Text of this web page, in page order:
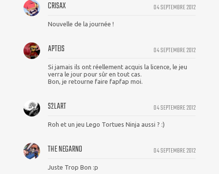
04 SEPTEMBRE 2012
CRISAX
Nouvelle de la journée !
04 SEPTEMBRE 2012
APTEIS
Si jamais ils ont réellement acquis la licence, le jeu
verra le jour pour sûr en tout cas.
Bon, je retourne faire fapfap moi.
04 SEPTEMBRE 2012
S2LART
Roh et un jeu Lego Tortues Ninja aussi ? :)
04 SEPTEMBRE 2012
THE NEGARNO
Juste Trop Bon :p